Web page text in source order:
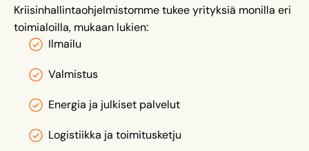
Kriisinhallintaohjelmistomme tukee yrityksiä monilla eri
toimialoilla, mukaan lukien:
Ilmailu
Valmistus
Energia ja julkiset palvelut
Logistiikka ja toimitusketju